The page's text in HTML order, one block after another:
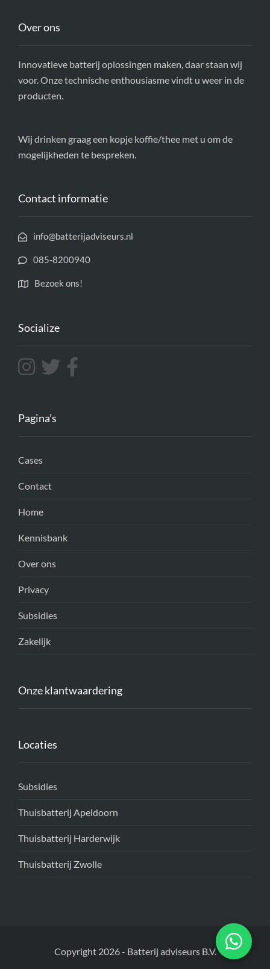
Over ons
Innovatieve batterij oplossingen maken, daar staan wij
voor. Onze technische enthousiasme vindt u weer in de
producten.
Wij drinken graag een kopje koffie/thee met u om de
mogelijkheden te bespreken.
Contact informatie
info@batterijadviseurs.nl
085-8200940
Bezoek ons!
Socialize
Pagina’s
Cases
Contact
Home
Kennisbank
Over ons
Privacy
Subsidies
Zakelijk
Onze klantwaardering
Locaties
Subsidies
Thuisbatterij Apeldoorn
Thuisbatterij Harderwijk
Thuisbatterij Zwolle
Copyright 2026- Batterij adviseurs B.V.